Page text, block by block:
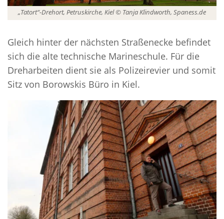
„Tatort“-Drehort, Petruskirche, Kiel © Tanja Klindworth, Spaness.de
Gleich hinter der nächsten Straßenecke befindet
sich die alte technische Marineschule. Für die
Dreharbeiten dient sie als Polizeirevier und somit
Sitz von Borowskis Büro in Kiel.